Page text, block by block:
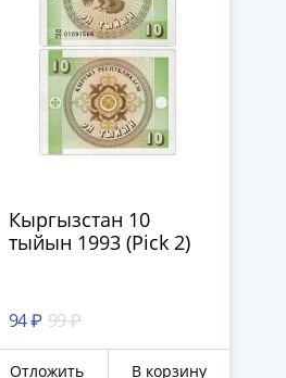
Кыргызстан 10
тыйын 1993 (Pick 2)
94 ₽ 99 ₽
Отложить В корзину